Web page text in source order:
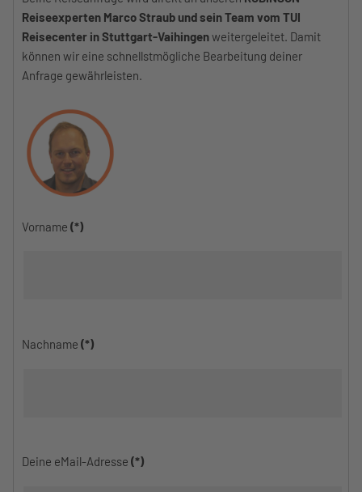
Reiseexperten Marco Straub und sein Team vom TUI
Reisecenter in Stuttgart-Vaihingenweitergeleitet. Damit
können wir eine schnellstmögliche Bearbeitung deiner
Anfrage gewährleisten.
Vorname (*)
Nachname (*)
Deine eMail-Adresse (*)